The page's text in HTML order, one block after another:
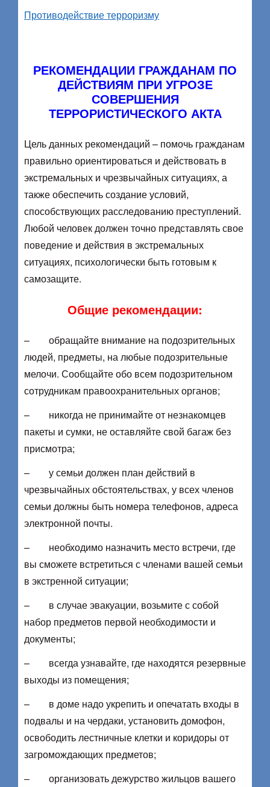
Противодействие терроризму
РЕКОМЕНДАЦИИ ГРАЖДАНАМ ПО
ДЕЙСТВИЯМ ПРИ УГРОЗЕ
СОВЕРШЕНИЯ
ТЕРРОРИСТИЧЕСКОГО АКТА
Цель данных рекомендаций – помочь гражданам
правильно ориентироваться и действовать в
экстремальных и чрезвычайных ситуациях, а
также обеспечить создание условий,
способствующих расследованию преступлений.
Любой человек должен точно представлять свое
поведение и действия в экстремальных
ситуациях, психологически быть готовым к
самозащите.
Общие рекомендации:
– обращайте внимание на подозрительных
людей, предметы, на любые подозрительные
мелочи. Сообщайте обо всем подозрительном
сотрудникам правоохранительных органов;
– никогда не принимайте от незнакомцев
пакеты и сумки, не оставляйте свой багаж без
присмотра;
– у семьи должен план действий в
чрезвычайных обстоятельствах, у всех членов
семьи должны быть номера телефонов, адреса
электронной почты.
– необходимо назначить место встречи, где
вы сможете встретиться с членами вашей семьи
в экстренной ситуации;
– в случае эвакуации, возьмите с собой
набор предметов первой необходимости и
документы;
– всегда узнавайте, где находятся резервные
выходы из помещения;
– в доме надо укрепить и опечатать входы в
подвалы и на чердаки, установить домофон,
освободить лестничные клетки и коридоры от
загромождающих предметов;
– организовать дежурство жильцов вашего